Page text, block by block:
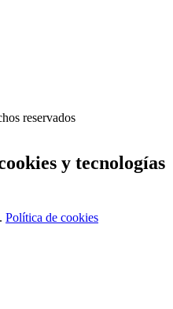
reservados
y tecnologías
Política de cookies